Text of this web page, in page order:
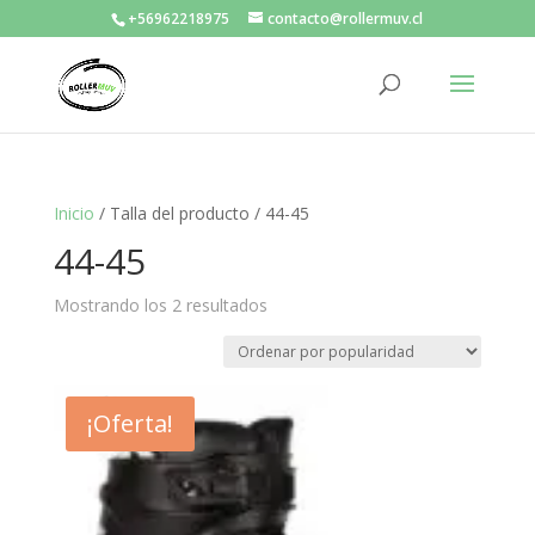
+56962218975 contacto@rollermuv.cl
Inicio / Talla del producto / 44-45
44-45
Mostrando los 2 resultados
¡Oferta!